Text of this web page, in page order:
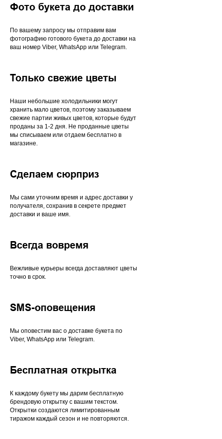
Фото букета до доставки
По вашему запросу мы отправим вам
фотографию готового букета до доставки на
ваш номер Viber, WhatsApp или Telegram.
Только свежие цветы
Наши небольшие холодильники могут
хранить мало цветов, поэтому заказываем
свежие партии живых цветов, которые будут
проданы за 1-2 дня. Не проданные цветы
мы списываем или отдаем бесплатно в
магазине.
Сделаем сюрприз
Мы сами уточним время и адрес доставки у
получателя, сохранив в секрете предмет
доставки и ваше имя.
Всегда вовремя
Вежливые курьеры всегда доставляют цветы
точно в срок.
SMS-оповещения
Мы оповестим вас о доставке букета по
Viber, WhatsApp или Telegram.
Бесплатная открытка
К каждому букету мы дарим бесплатную
брендовую открытку с вашим текстом.
Открытки создаются лимитированным
тиражом каждый сезон и не повторяются.